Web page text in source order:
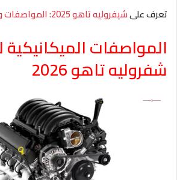
تعرف علىشيفروليه تاهو 2025: المواصفات والأسعار في السعودية
المواصفات الميكانيكية
شفروليه تاهو 2026